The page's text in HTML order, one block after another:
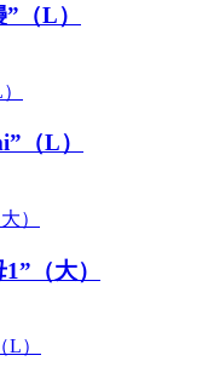
（L）
（L）
（大）